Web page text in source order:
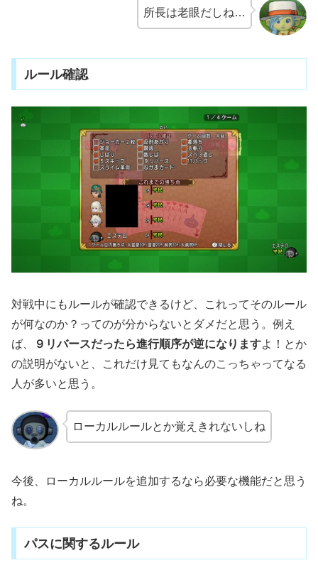
所長は老眼だしね…
ルール確認
対戦中にもルールが確認できるけど、これってそのルール
が何なのか？ってのが分からないとダメだと思う。例え
ば、
９リバースだったら進行順序が逆になりますよ！とか
の説明がないと、これだけ見てもなんのこっちゃってなる
人が多いと思う。
ローカルルールとか覚えきれないしね
今後、ローカルルールを追加するなら必要な機能だと思う
ね。
パスに関するルール